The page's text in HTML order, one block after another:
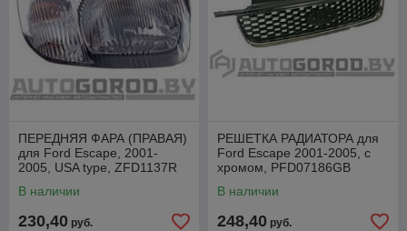
ПЕРЕДНЯЯ ФАРА (ПРАВАЯ)
для Ford Escape, 2001-
2005, USA type, ZFD1137R
В наличии
230,40 руб.
РЕШЕТКА РАДИАТОРА для
Ford Escape 2001-2005, с
хромом, PFD07186GB
В наличии
248,40 руб.